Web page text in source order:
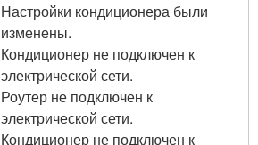
Настройки кондиционера были
изменены.
Кондиционер не подключен к
электрической сети.
Роутер не подключен к
электрической сети.
Кондиционер не подключен к